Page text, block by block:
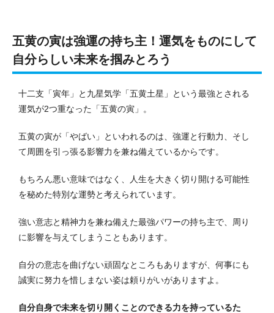
五黄の寅は強運の持ち主！運気をものにして
自分らしい未来を掴みとろう
十二支「寅年」と九星気学「五黄土星」という最強とされる
運気が2つ重なった「五黄の寅」。
五黄の寅が「やばい」といわれるのは、強運と行動力、そし
て周囲を引っ張る影響力を兼ね備えているからです。
もちろん悪い意味ではなく、人生を大きく切り開ける可能性
を秘めた特別な運勢と考えられています。
強い意志と精神力を兼ね備えた最強パワーの持ち主で、周り
に影響を与えてしまうこともあります。
自分の意志を曲げない頑固なところもありますが、何事にも
誠実に努力を惜しまない姿は頼りがいがありますよ。
自分自身で未来を切り開くことのできる力を持っているた